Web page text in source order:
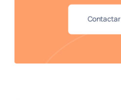
Contactar